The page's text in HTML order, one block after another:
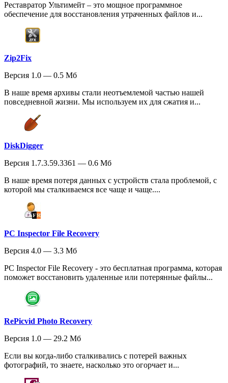
Реставратор Ультимейт – это мощное программное
обеспечение для восстановления утраченных файлов и...
Zip2Fix
Версия 1.0 — 0.5 Мб
В наше время архивы стали неотъемлемой частью нашей
повседневной жизни. Мы используем их для сжатия и...
DiskDigger
Версия 1.7.3.59.3361 — 0.6 Мб
В наше время потеря данных с устройств стала проблемой, с
которой мы сталкиваемся все чаще и чаще....
PC Inspector File Recovery
Версия 4.0 — 3.3 Мб
PC Inspector File Recovery - это бесплатная программа, которая
поможет восстановить удаленные или потерянные файлы...
RePicvid Photo Recovery
Версия 1.0 — 29.2 Мб
Если вы когда-либо сталкивались с потерей важных
фотографий, то знаете, насколько это огорчает и...